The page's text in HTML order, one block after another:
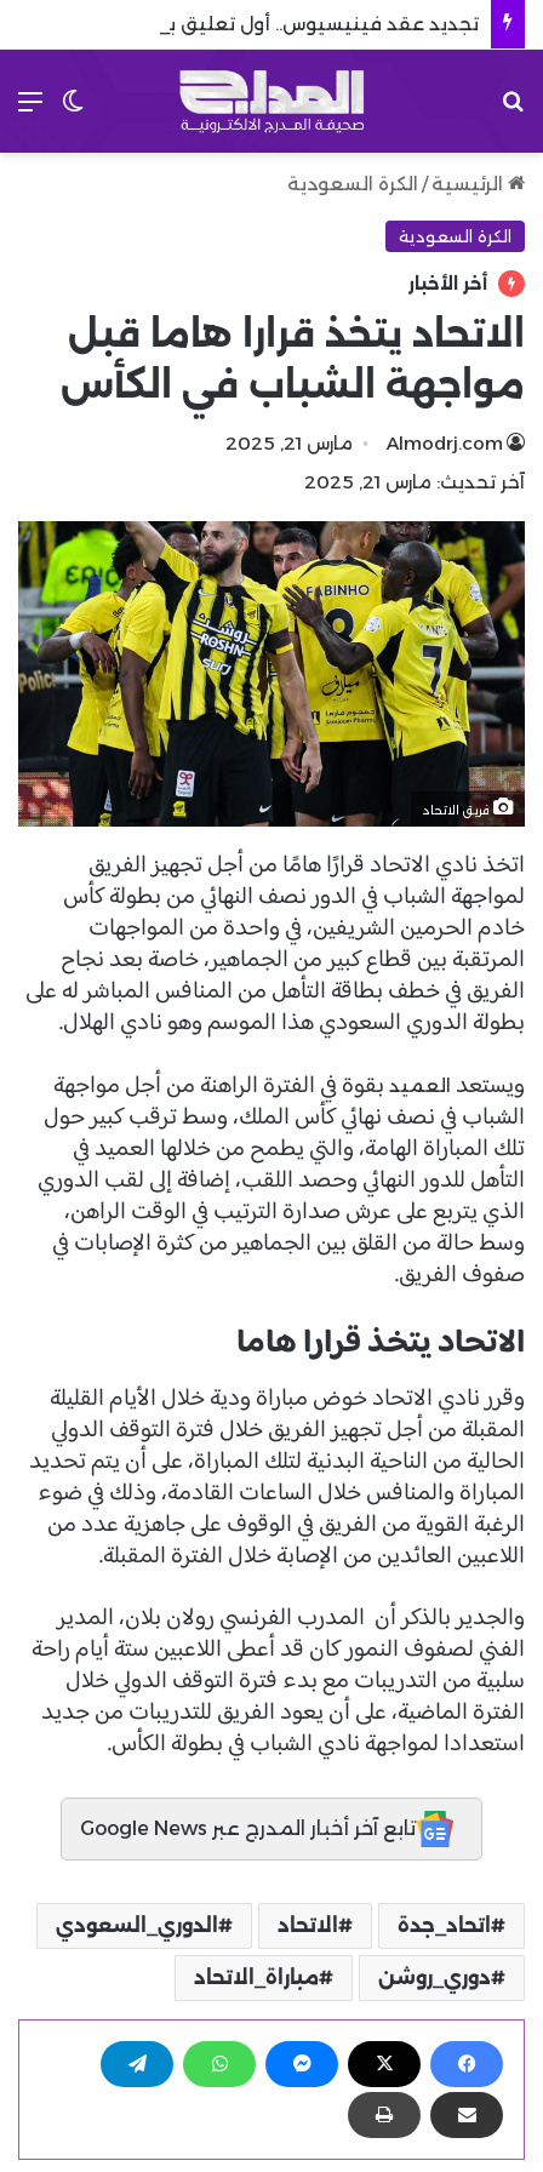
الرئيسية / الكرة السعودية
الكرة السعودية
أخر الأخبار
الاتحاد يتخذ قرارا هاما قبل
مواجهة الشباب في الكأس
Almodrj.com
مارس 21, 2025
آخر تحديث: مارس 21, 2025
فريق الاتحاد
اتخذ نادي الاتحاد قرارًا هامًا من أجل تجهيز الفريق
لمواجهة الشباب في الدور نصف النهائي من بطولة كأس
خادم الحرمين الشريفين، في واحدة من المواجهات
المرتقبة بين قطاع كبير من الجماهير، خاصة بعد نجاح
الفريق في خطف بطاقة التأهل من المنافس المباشر له على
بطولة الدوري السعودي هذا الموسم وهو نادي الهلال.
ويستعد العميد بقوة في الفترة الراهنة من أجل مواجهة
الشباب في نصف نهائي كأس الملك، وسط ترقب كبير حول
تلك المباراة الهامة، والتي يطمح من خلالها العميد في
التأهل للدور النهائي وحصد اللقب، إضافة إلى لقب الدوري
الذي يتربع على عرش صدارة الترتيب في الوقت الراهن،
وسط حالة من القلق بين الجماهير من كثرة الإصابات في
صفوف الفريق.
الاتحاد يتخذ قرارا هاما
وقرر نادي الاتحاد خوض مباراة ودية خلال الأيام القليلة
المقبلة من أجل تجهيز الفريق خلال فترة التوقف الدولي
الحالية من الناحية البدنية لتلك المباراة، على أن يتم تحديد
المباراة والمنافس خلال الساعات القادمة، وذلك في ضوء
الرغبة القوية من الفريق في الوقوف على جاهزية عدد من
اللاعبين العائدين من الإصابة خلال الفترة المقبلة.
والجدير بالذكر أن المدرب الفرنسي رولان بلان، المدير
الفني لصفوف النمور كان قد أعطى اللاعبين ستة أيام راحة
سلبية من التدريبات مع بدء فترة التوقف الدولي خلال
الفترة الماضية، على أن يعود الفريق للتدريبات من جديد
استعدادا لمواجهة نادي الشباب في بطولة الكأس.
تابع آخر أخبار المدرج عبر Google News
اتحاد_جدة الاتحاد الدوري_السعودي
دوري_روشن مباراة_الاتحاد